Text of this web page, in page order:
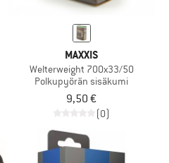
MAXXIS
Welterweight 700x33/50
Polkupyörän sisäkumi
9,50 €
(0)